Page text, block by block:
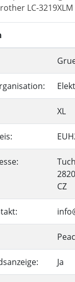
LC-3219XLM
XL
CZ
Ja